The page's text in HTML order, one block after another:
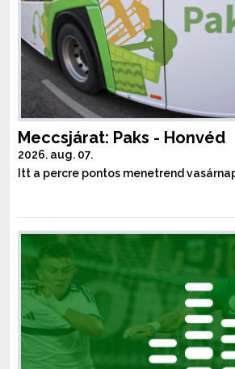
Meccsjárat: Paks - Honvéd
2026. aug. 07.
Itt a percre pontos menetrend